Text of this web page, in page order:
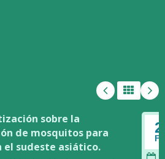
sobre la
de mosquitos para
el sudeste asiático.